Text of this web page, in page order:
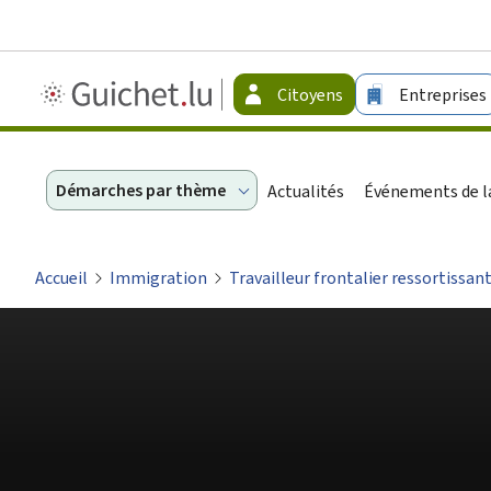
Guichet.lu
-
Citoyens Entreprises
Démarches par thème Actualités Événements de
Accueil Immigration Travailleur frontalier